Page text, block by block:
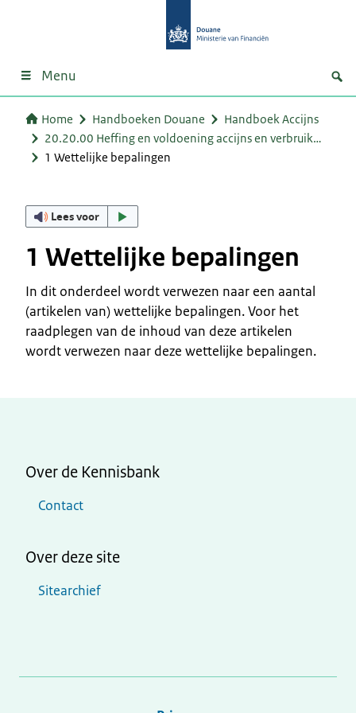
Menu
Home Handboeken Douane
Handboek Accijns
20.20.00 Heffing en voldoening accijns en verbruik…
1 Wettelijke bepalingen
Lees voor
1 Wettelijke bepalingen
In dit onderdeel wordt verwezen naar een aantal
(artikelen van) wettelijke bepalingen. Voor het
raadplegen van de inhoud van deze artikelen
wordt verwezen naar deze wettelijke bepalingen.
Over de Kennisbank
Contact
Over deze site
Sitearchief